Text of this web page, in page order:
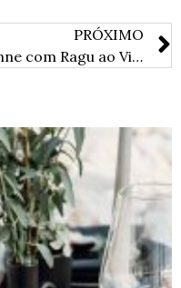
PRÓXIMO
Penne com Ragu ao Vinho